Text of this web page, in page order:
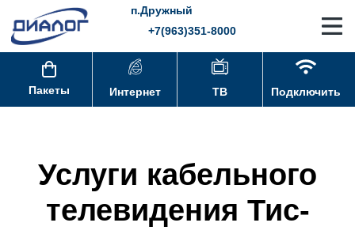
п.Дружный
+7(963)351-8000
Пакеты Интернет ТВ Подключить
Услуги кабельного
телевидения Тис-